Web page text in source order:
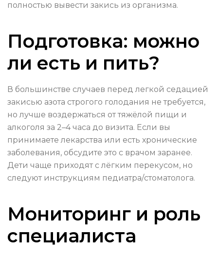
полностью вывести закись из организма.
Подготовка: можно
ли есть и пить?
В большинстве случаев перед легкой седацией
закисью азота строгого голодания не требуется,
но лучше воздержаться от тяжёлой пищи и
алкоголя за 2–4 часа до визита. Если вы
принимаете лекарства или есть хронические
заболевания, обсудите это с врачом заранее.
Дети чаще приходят с лёгким перекусом, но
следуют инструкциям педиатра/стоматолога.
Мониторинг и роль
специалиста